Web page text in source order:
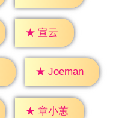
★ 宣云
★ Joeman
★ 章小蕙